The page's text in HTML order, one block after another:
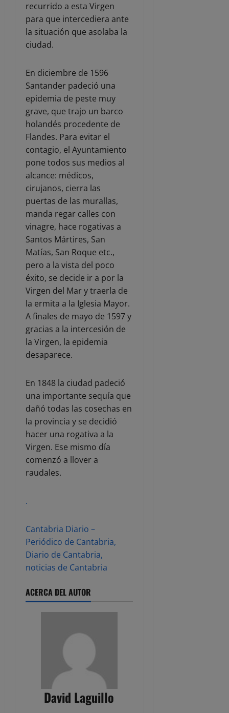
recurrido a esta Virgen
para que intercediera ante
la situación que asolaba la
ciudad.
En diciembre de 1596
Santander padeció una
epidemia de peste muy
grave, que trajo un barco
holandés procedente de
Flandes. Para evitar el
contagio, el Ayuntamiento
pone todos sus medios al
alcance: médicos,
cirujanos, cierra las
puertas de las murallas,
manda regar calles con
vinagre, hace rogativas a
Santos Mártires, San
Matías, San Roque etc.,
pero a la vista del poco
éxito, se decide ir a por la
Virgen del Mar y traerla de
la ermita a la Iglesia Mayor.
A finales de mayo de 1597 y
gracias a la intercesión de
la Virgen, la epidemia
desaparece.
En 1848 la ciudad padeció
una importante sequía que
dañó todas las cosechas en
la provincia y se decidió
hacer una rogativa a la
Virgen. Ese mismo día
comenzó a llover a
raudales.
.
Cantabria Diario –
Periódico de Cantabria,
Diario de Cantabria,
noticias de Cantabria
ACERCA DEL AUTOR
David Laguillo